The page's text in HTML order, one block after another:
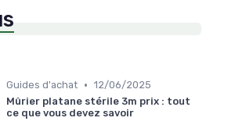
Guides d'achat • 12/06/2025
Mûrier platane stérile 3m prix : tout
ce que vous devez savoir